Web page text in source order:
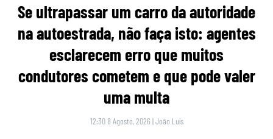
Se ultrapassar um carro da autoridade
na autoestrada, não faça isto: agentes
esclarecem erro que muitos
condutores cometem e que pode valer
uma multa
12:30 8 Agosto, 2026 |João Luís